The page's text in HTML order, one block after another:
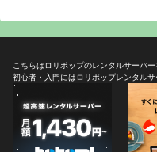
こちらはロリポップのレンタルサーバー
初心者・入門にはロリポップレンタルサ